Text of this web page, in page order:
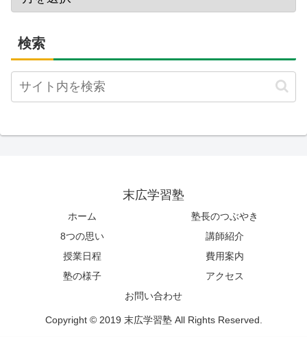
検索
末広学習塾
ホーム
塾長のつぶやき
8つの思い
講師紹介
授業日程
費用案内
塾の様子
アクセス
お問い合わせ
Copyright © 2019 末広学習塾 All Rights Reserved.